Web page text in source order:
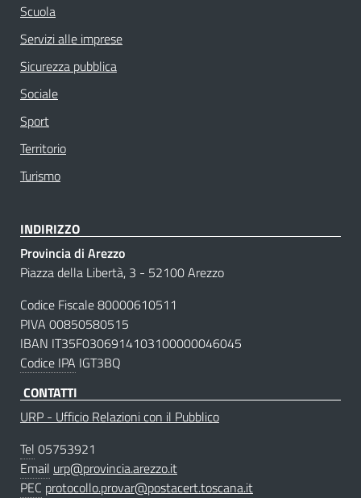
Scuola
Servizi alle imprese
Sicurezza pubblica
Sociale
Sport
Territorio
Turismo
INDIRIZZO
Provincia di Arezzo
Piazza della Libertà, 3 - 52100 Arezzo
Codice Fiscale 80000610511
PIVA 00850580515
IBAN IT35F0306914103100000046045
Codice IPA IGT3BQ
CONTATTI
URP - Ufficio Relazioni con il Pubblico
Tel 05753921
Email urp@provincia.arezzo.it
PEC protocollo.provar@postacert.toscana.it